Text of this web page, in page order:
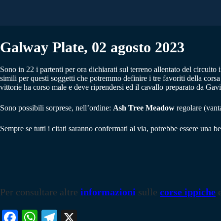
Galway Plate, 02 agosto 2023
Sono in 22 i partenti per ora dichiarati sul terreno allentato del circuito
simili per questi soggetti che potremmo definire i tre favoriti della
vittorie ha corso male e deve riprendersi ed il cavallo preparato da
Sono possibili sorprese, nell’ordine: Ash Tree Meadow regolare
Sempre se tutti i citati saranno confermati al via, potrebbe essere una
Per consultare altre informazioni sulle corse ippiche